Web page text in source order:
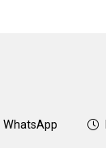
WhatsApp